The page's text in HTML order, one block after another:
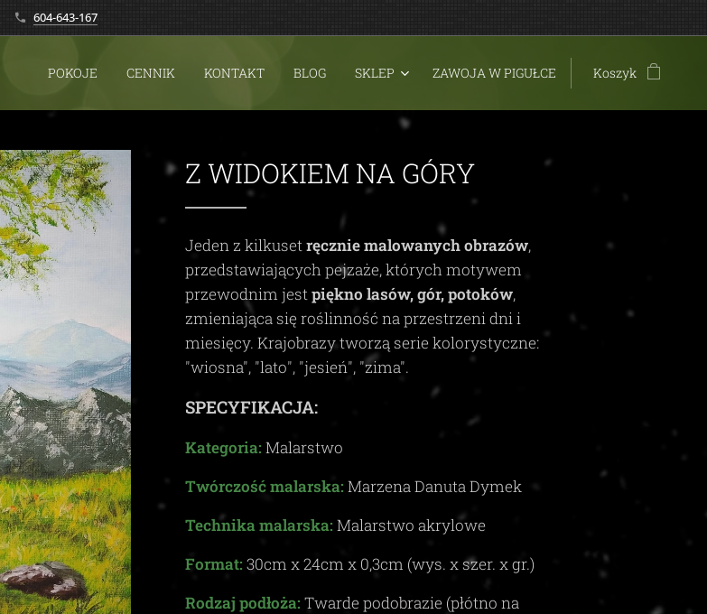
604-643-167
POKOJE CENNIK KONTAKT BLOG SKLEP ZAWOJA W PIGUŁCE Koszyk
Z WIDOKIEM NA GÓRY
Jeden z kilkusetręcznie malowanych obrazów,
przedstawiających pejzaże, których motywem
przewodnim jestpiękno lasów, gór, potoków,
zmieniająca się roślinność na przestrzeni dni i
miesięcy. Krajobrazy tworzą serie kolorystyczne:
"wiosna", "lato", "jesień", "zima".
SPECYFIKACJA:
Kategoria:Malarstwo
Twórczość malarska: Marzena Danuta Dymek
Technika malarska: Malarstwo akrylowe
Format: 30cm x24cm x 0,3cm (wys. x szer. x gr.)
Rodzaj podłoża: Twarde podobrazie (płótno na